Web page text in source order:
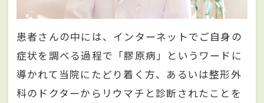
患者さんの中には、インターネットでご自身の
症状を調べる過程で「膠原病」というワードに
導かれて当院にたどり着く方、あるいは整形外
科のドクターからリウマチと診断されたことを